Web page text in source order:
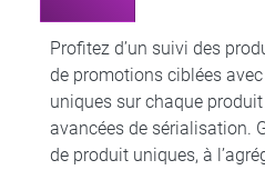
Profitez d’un suivi des
de promotions ciblées
uniques sur chaque
avancées de sérialisation.
de produit uniques, à